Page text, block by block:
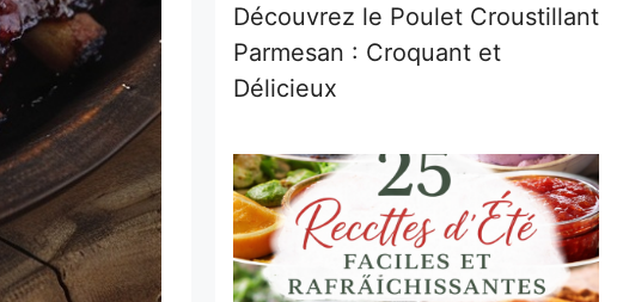
Découvrez le Poulet Croustillant
Parmesan : Croquant et
Délicieux